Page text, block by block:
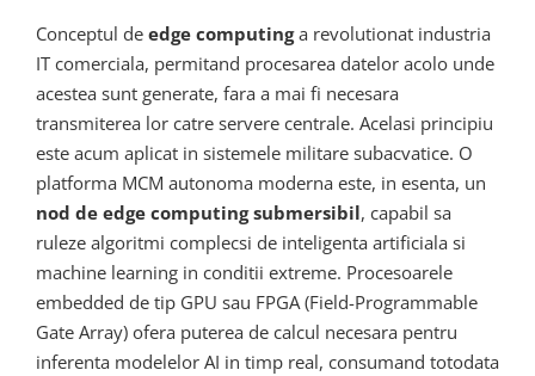
Conceptul de edge computinga revolutionat industria
IT comerciala, permitand procesarea datelor acolo unde
acestea sunt generate, fara a mai fi necesara
transmiterea lor catre servere centrale. Acelasi principiu
este acum aplicat in sistemele militare subacvatice. O
platforma MCM autonoma moderna este, in esenta, un
nod de edge computing submersibil, capabil sa
ruleze algoritmi complecsi de inteligenta artificiala si
machine learning in conditii extreme. Procesoarele
embedded de tip GPU sau FPGA (Field-Programmable
Gate Array) ofera puterea de calcul necesara pentru
inferenta modelelor AI in timp real, consumand totodata